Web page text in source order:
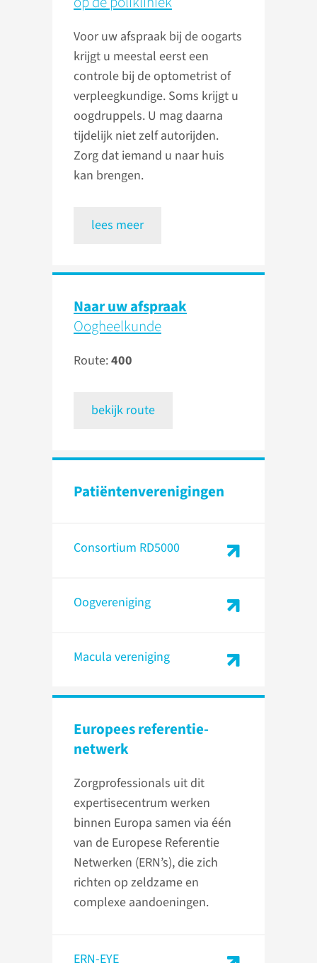
Voor uw afspraak bij de oogarts
krijgt u meestal eerst een
controle bij de optometrist of
verpleegkundige. Soms krijgt u
oogdruppels. U mag daarna
tijdelijk niet zelf autorijden.
Zorg dat iemand u naar huis
kan brengen.
lees meer
Naar uw afspraak
Oogheelkunde
Route:400
bekijk route
Patiënten­verenigingen
Consortium RD5000
Oogvereniging
Macula vereniging
Europees referentie­
netwerk
Zorgprofessionals uit dit
expertisecentrum werken
binnen Europa samen via één
van de Europese Referentie
Netwerken (ERN’s), die zich
richten op zeldzame en
complexe aandoeningen.
ERN-EYE